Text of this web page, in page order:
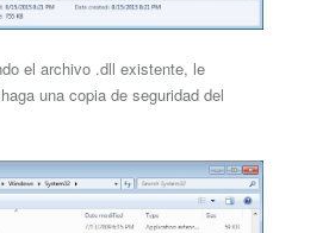
el archivo .dll existente, le
una copia de seguridad del